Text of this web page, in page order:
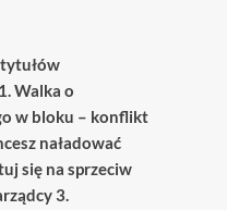
Walka o
w bloku – konflikt
naładować
się na sprzeciw
3.